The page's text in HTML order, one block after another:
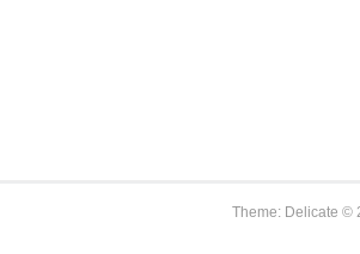
Theme: Delicate ©